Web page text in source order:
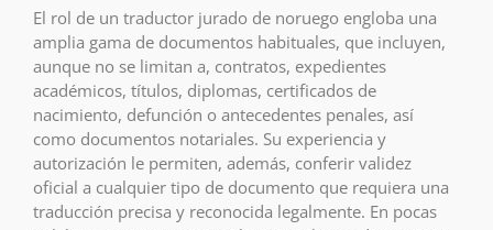
El rol de un traductor jurado de noruego engloba una
amplia gama de documentos habituales, que incluyen,
aunque no se limitan a, contratos, expedientes
académicos, títulos, diplomas, certificados de
nacimiento, defunción o antecedentes penales, así
como documentos notariales. Su experiencia y
autorización le permiten, además, conferir validez
oficial a cualquier tipo de documento que requiera una
traducción precisa y reconocida legalmente. En pocas